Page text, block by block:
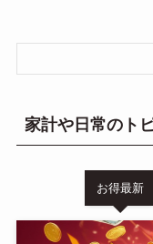
家計や日常のト
お得最新